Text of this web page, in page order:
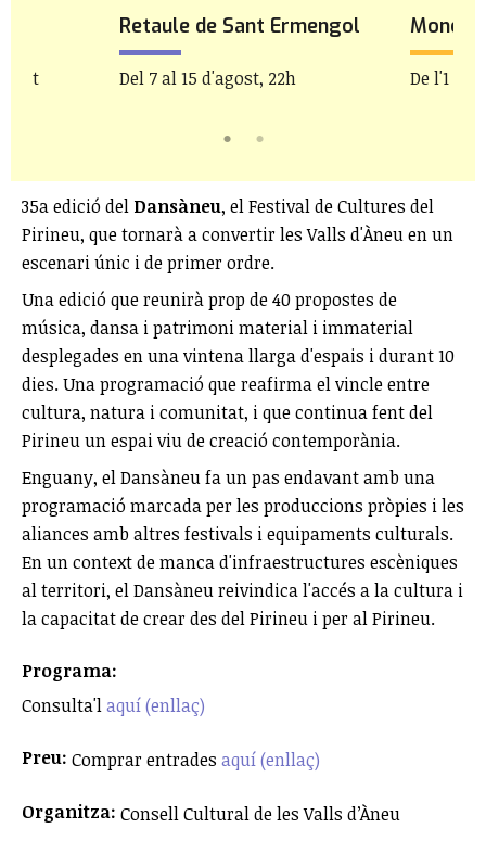
Retaule de Sant Ermengol
Del 7 al 15 d'agost, 22h De l'1 de
35a edició del Dansàneu, el Festival de Cultures del
Pirineu, que tornarà a convertir les Valls d'Àneu en un
escenari únic i de primer ordre.
Una edició que reunirà prop de 40 propostes de
música, dansa i patrimoni material i immaterial
desplegades en una vintena llarga d'espais i durant 10
dies. Una programació que reafirma el vincle entre
cultura, natura i comunitat, i que continua fent del
Pirineu un espai viu de creació contemporània.
Enguany, el Dansàneu fa un pas endavant amb una
programació marcada per les produccions pròpies i les
aliances amb altres festivals i equipaments culturals.
En un context de manca d'infraestructures escèniques
al territori, el Dansàneu reivindica l'accés a la cultura i
la capacitat de crear des del Pirineu i per al Pirineu.
Programa:
Consulta'laquí (enllaç)
Preu: Comprar entrades aquí (enllaç)
Organitza: Consell Cultural de les Valls d’Àneu